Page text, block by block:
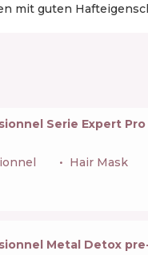
mit guten
Serie Expert
Hair Mask
Metal Detox